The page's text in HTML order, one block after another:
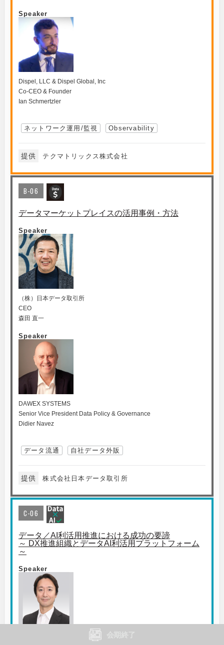
Speaker
Dispel, LLC & Dispel Global, Inc
Co-CEO & Founder
Ian Schmertzler
ネットワーク運用/監視 Observability
提供 テクマトリックス株式会社
B-06
データマーケットプレイスの活用事例・方法
Speaker
（株）日本データ取引所
CEO
森田 直一
Speaker
DAWEX SYSTEMS
Senior Vice President Data Policy & Governance
Didier Navez
データ流通 自社データ外販
提供 株式会社日本データ取引所
C-06
データ／AI利活用推進における成功の要諦
～ DX推進組織とデータAI利活用プラットフォーム
～
Speaker
KPMGコンサルティング（株）